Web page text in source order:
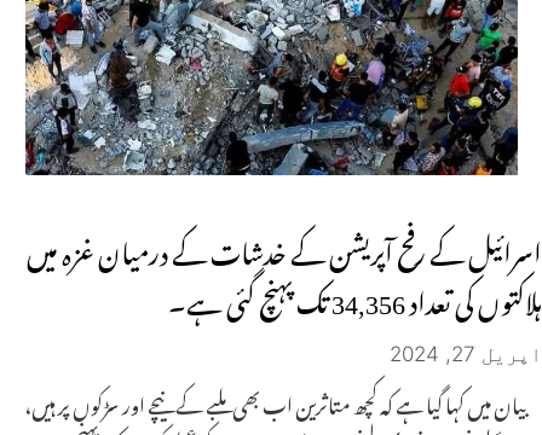
اسرائیل کے رفح آپریشن کے خدشات کے درمیان غزہ میں
ہلاکتوں کی تعداد 34,356 تک پہنچ گئی ہے۔
اپریل 27, 2024
بیان میں کہا گیا ہے کہ کچھ متاثرین اب بھی ملبے کے نیچے اور سڑکوں پر ہیں،